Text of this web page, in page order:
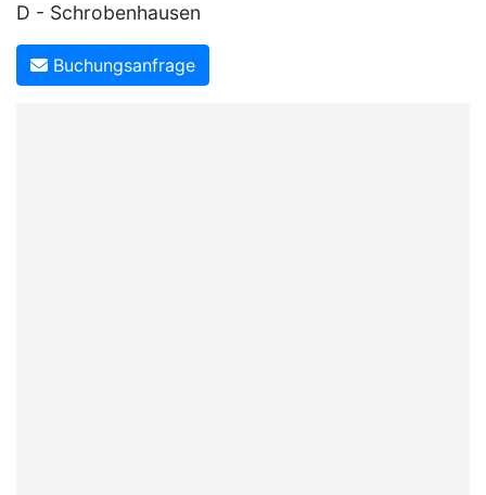
D - Schrobenhausen
Buchungsanfrage